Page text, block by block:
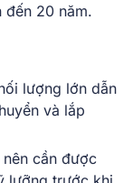
20 năm.
lượng lớn dẫn
và lắp
cần được